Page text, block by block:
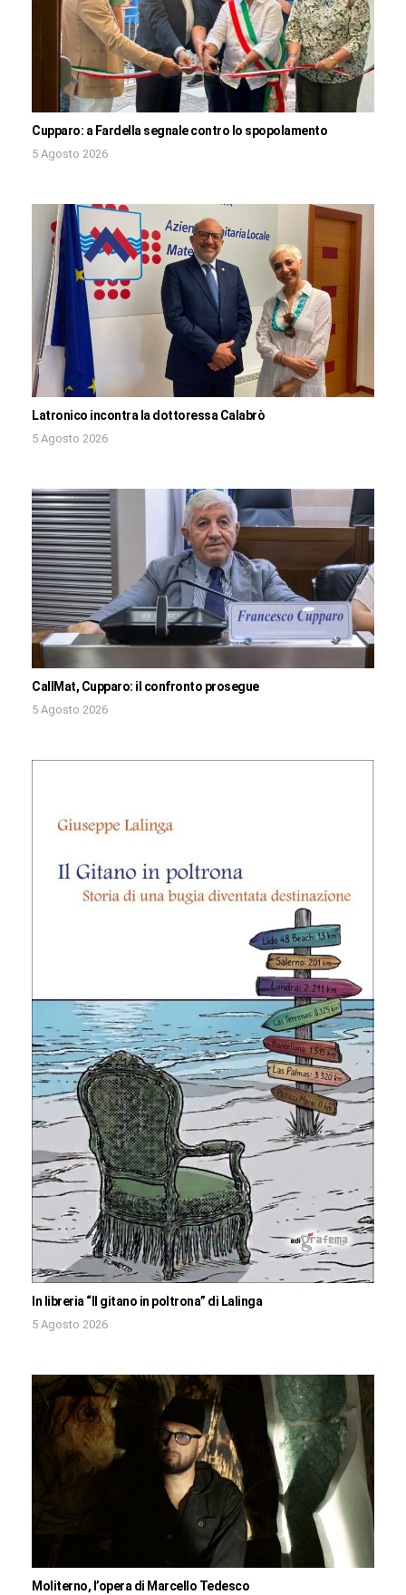
Cupparo: a Fardella segnale contro lo spopolamento
5 Agosto 2026
Latronico incontra la dottoressa Calabrò
5 Agosto 2026
CallMat, Cupparo: il confronto prosegue
5 Agosto 2026
In libreria “Il gitano in poltrona” di Lalinga
5 Agosto 2026
Moliterno, l’opera di Marcello Tedesco